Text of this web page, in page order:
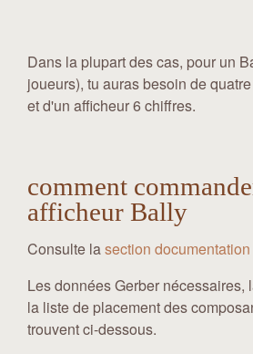
Dans la plupart des cas, pour un
joueurs), tu auras besoin de
et d'un afficheur 6 chiffres.
comment
afficheur Bally
Consulte lasection
Les données Gerber nécessaires,
la liste de placement des
trouvent ci-dessous.